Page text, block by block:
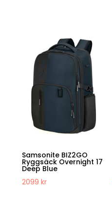
Samsonite BIZ2GO
Ryggsäck Overnight 17
Deep Blue
2099 kr